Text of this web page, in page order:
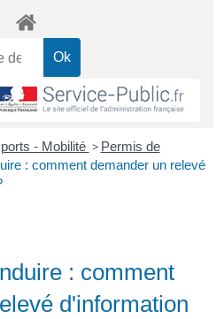
- Mobilité > Permis de
: comment demander un relevé
: comment
d'information